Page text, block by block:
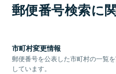
郵便番号検索に
市町村変更情報
郵便番号を公表した市町村の一覧
しています。